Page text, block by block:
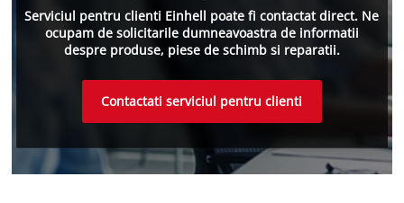
Serviciul pentru clienti Einhell poate fi contactat direct. Ne
ocupam de solicitarile dumneavoastra de informatii
despre produse, piese de schimb si reparatii.
Contactati serviciul pentru clienti